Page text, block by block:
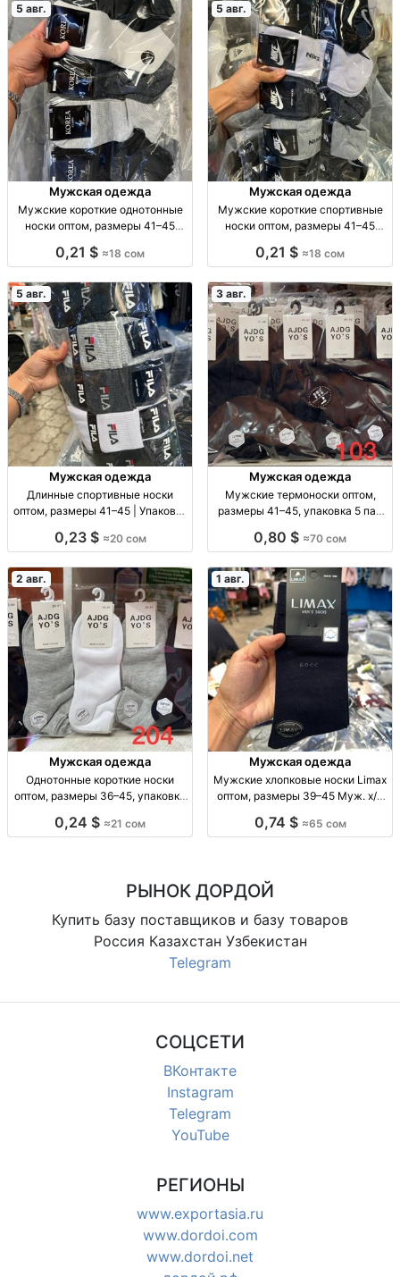
5 авг.
Мужская одежда
Мужские короткие однотонные
носки оптом, размеры 41–45
р 41–45, опт: 18 сом/пара, компл.
0,21 $ ≈18 сом
5 авг.
Мужская одежда
Мужские короткие спортивные
носки оптом, размеры 41–45
уп. 10 шт. — 180 сом
0,21 $ ≈18 сом
5 авг.
Мужская одежда
Длинные спортивные носки
оптом, размеры 41–45 | Упаковка
45, уп. 10 шт., 20 сом/уп.
0,23 $ ≈20 сом
3 авг.
Мужская одежда
Мужские термоноски оптом,
размеры 41–45, упаковка 5 пар
5 шт., опт.
0,80 $ ≈70 сом
2 авг.
Мужская одежда
Однотонные короткие носки
оптом, размеры 36–45, упаковка
носки оптом, р-р 36–41 и 41–45,
0,24 $ ≈21 сом
1 авг.
Мужская одежда
Мужские хлопковые носки Limax
оптом, размеры 39–45 Муж. х/б
пар, 65 сом.
0,74 $ ≈65 сом
РЫНОК ДОРДОЙ
Купить базу поставщиков и базу товаров
Россия Казахстан Узбекистан
Telegram
СОЦСЕТИ
ВКонтакте
Instagram
Telegram
YouTube
РЕГИОНЫ
www.exportasia.ru
www.dordoi.com
www.dordoi.net